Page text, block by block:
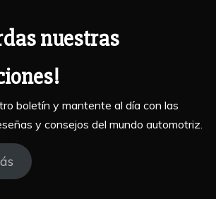
nuestras
boletín y mantente al día con las
y consejos del mundo automotriz.